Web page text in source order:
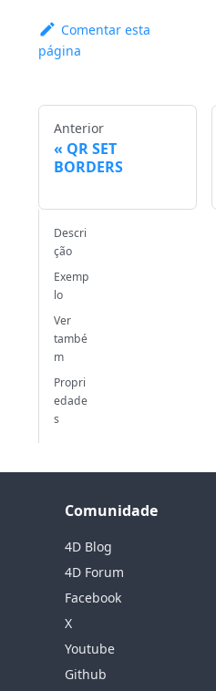
Comentar esta
página
Anterior
QR SET
BORDERS
Descri
ção
Exemp
lo
Ver
també
m
Propri
edade
s
Comunidade
4D Blog
4D Forum
Facebook
X
Youtube
Github